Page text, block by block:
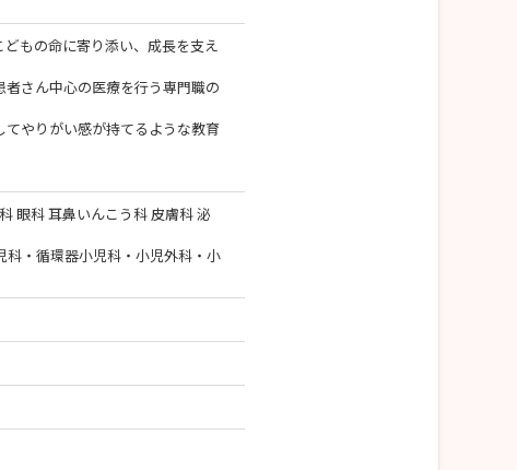
もの命に寄り添い、成長を支え
者さん中心の医療を行う専門職の
やりがい感が持てるような教育
眼科 耳鼻いんこう科 皮膚科 泌
・循環器小児科・小児外科・小